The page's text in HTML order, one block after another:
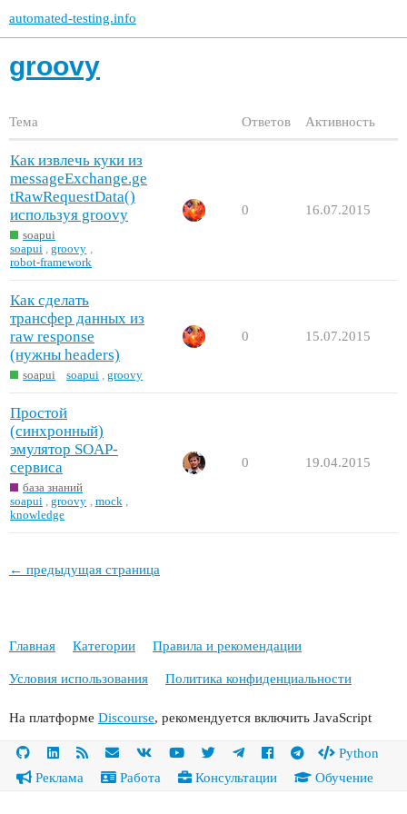
automated-testing.info
groovy
Тема Ответов Активность
Как извлечь куки из
messageExchange.ge
tRawRequestData()
используя groovy
soapui
soapui
,groovy
robot-framework
0 16.07.2015
Как сделать
трансфер данных из
raw response
(нужны headers)
soapui soapui ,groovy
0 15.07.2015
Простой
(синхронный)
эмулятор SOAP-
сервиса
база знаний
soapui
,groovy mock
knowledge
0 19.04.2015
← предыдущая страница
Главная Категории Правила и рекомендации
Условия использования Политика конфиденциальности
На платформе Discourse, рекомендуется включить JavaScript
Python
Реклама
Работа Консультации Обучение